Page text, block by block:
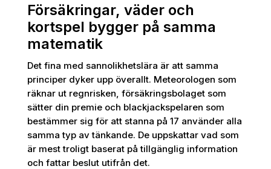
Försäkringar, väder och
kortspel bygger på samma
matematik
Det fina med sannolikhetslära är att samma
principer dyker upp överallt. Meteorologen som
räknar ut regnrisken, försäkringsbolaget som
sätter din premie och blackjackspelaren som
bestämmer sig för att stanna på 17 använder alla
samma typ av tänkande. De uppskattar vad som
är mest troligt baserat på tillgänglig information
och fattar beslut utifrån det.